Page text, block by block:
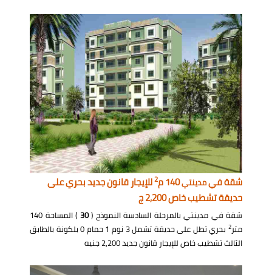
شقة فيمدينتي140 م 2للإيجار قانون جديد بحري على
حديقة تشطيب خاص 2,200 ج
شقة في مدينتي بالمرحلة السادسة النموذج (30
) المساحة 140
متر2
بحري تطل على حديقة تشمل 3 نوم 1 حمام 0 بلكونة بالطابق
الثالث تشطيب خاص للإيجار قانون جديد 2,200 جنيه